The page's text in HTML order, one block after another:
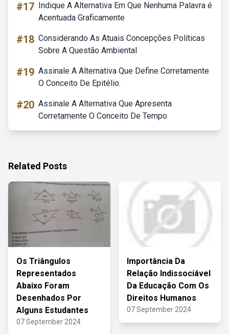
#17 Indique A Alternativa Em Que Nenhuma Palavra é
Acentuada Graficamente
#18 Considerando As Atuais Concepções Políticas
Sobre A Questão Ambiental
#19 Assinale A Alternativa Que Define Corretamente
O Conceito De Epitélio.
#20 Assinale A Alternativa Que Apresenta
Corretamente O Conceito De Tempo
Related Posts
Os Triângulos
Representados
Abaixo Foram
Desenhados Por
Alguns Estudantes
07 September 2024
Importância Da
Relação Indissociável
Da Educação Com Os
Direitos Humanos
07 September 2024